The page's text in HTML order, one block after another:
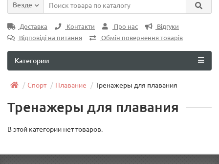
Везде
Доставка Контакти Про нас
Відгуки
Відповіді на питання
Обмін повернення товарів
Категории
Спорт Плавание Тренажеры для плавания
Тренажеры для плавания
В этой категории нет товаров.